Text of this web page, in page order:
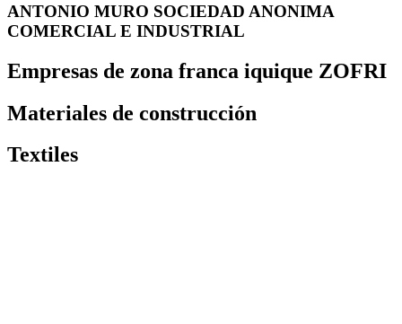
ANTONIO MURO SOCIEDAD ANONIMA
COMERCIAL E INDUSTRIAL
Empresas de zona franca iquique ZOFRI
Materiales de construcción
Textiles